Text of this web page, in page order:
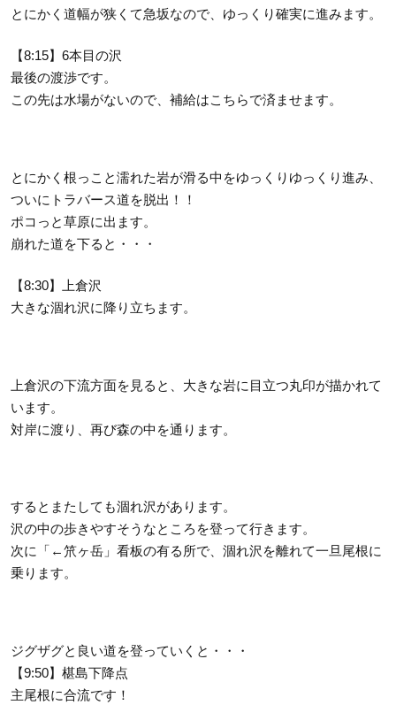
とにかく道幅が狭くて急坂なので、ゆっくり確実に進みます。
【8:15】6本目の沢
最後の渡渉です。
この先は水場がないので、補給はこちらで済ませます。
とにかく根っこと濡れた岩が滑る中をゆっくりゆっくり進み、
ついにトラバース道を脱出！！
ポコっと草原に出ます。
崩れた道を下ると・・・
【8:30】上倉沢
大きな涸れ沢に降り立ちます。
上倉沢の下流方面を見ると、大きな岩に目立つ丸印が描かれて
います。
対岸に渡り、再び森の中を通ります。
するとまたしても涸れ沢があります。
沢の中の歩きやすそうなところを登って行きます。
次に「←笊ヶ岳」看板の有る所で、涸れ沢を離れて一旦尾根に
乗ります。
ジグザグと良い道を登っていくと・・・
【9:50】椹島下降点
主尾根に合流です！